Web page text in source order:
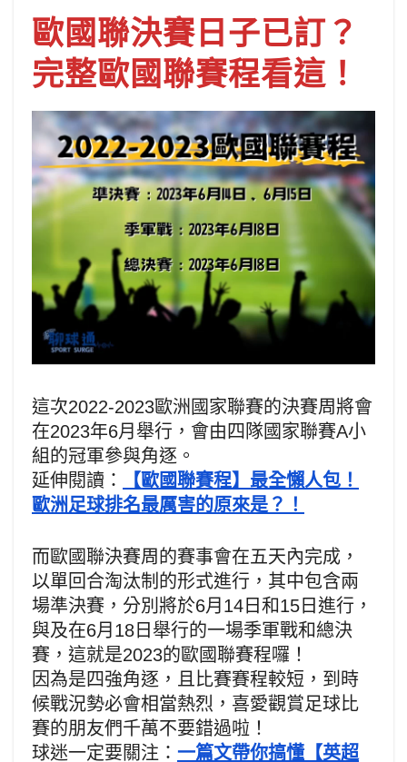
歐國聯決賽日子已訂？
完整歐國聯賽程看這！
這次2022-2023歐洲國家聯賽的決賽周將會
在2023年6月舉行，會由四隊國家聯賽A小
組的冠軍參與角逐。
延伸閱讀：
【歐國聯賽程】最全懶人包！
歐洲足球排名最厲害的原來是？！
而歐國聯決賽周的賽事會在五天內完成，
以單回合淘汰制的形式進行，其中包含兩
場準決賽，分別將於6月14日和15日進行，
與及在6月18日舉行的一場季軍戰和總決
賽，這就是2023的歐國聯賽程囉！
因為是四強角逐，且比賽賽程較短，到時
候戰況勢必會相當熱烈，喜愛觀賞足球比
賽的朋友們千萬不要錯過啦！
球迷一定要關注： 一篇文帶你搞懂【英超